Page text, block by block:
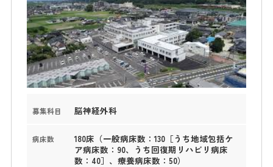
募集科目 脳神経外科
病床数
180床（一般病床数：130［うち地域包括ケ
ア病床数：90、うち回復期リハビリ病床
数：40］、療養病床数：50）